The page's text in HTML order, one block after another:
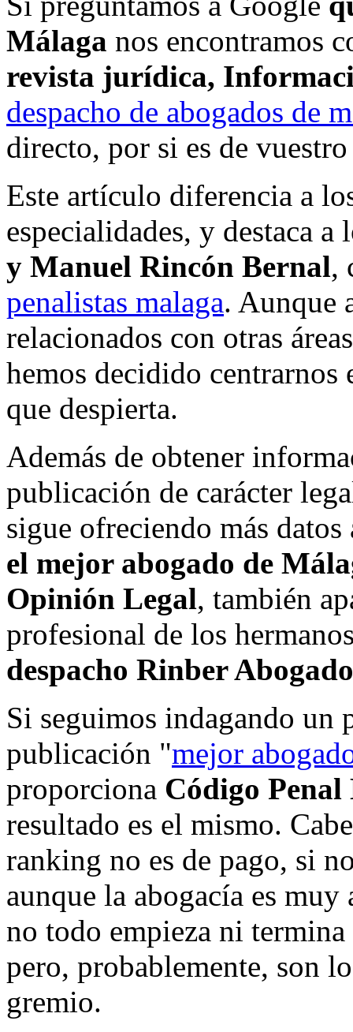
Málaga nos encontramos
revista jurídica,
despacho de abogados de
directo, por si es de
Este artículo diferencia a
especialidades, y destaca
y Manuel Rincón Bernal,
penalistas malaga. Aunque
relacionados con otras
hemos decidido centrarnos
que despierta.
Además de obtener
publicación de carácter
sigue ofreciendo más
el mejor abogado de
Opinión Legal, también
profesional de los
despacho Rinber
Si seguimos indagando un
publicación "mejor
proporciona Código Penal
resultado es el mismo.
ranking no es de pago, si
aunque la abogacía es
no todo empieza ni
pero, probablemente, son
gremio.